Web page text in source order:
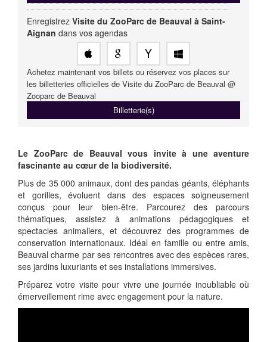
Enregistrez Visite du ZooParc de Beauval à Saint-
Aignan dans vos agendas
Achetez maintenant vos billets ou réservez vos places sur
les billetteries officielles de Visite du ZooParc de Beauval @
Zooparc de Beauval
Billetterie(s)
Le ZooParc de Beauval vous invite à une aventure
fascinante au cœur de la biodiversité.
Plus de 35 000 animaux, dont des pandas géants, éléphants
et gorilles, évoluent dans des espaces soigneusement
conçus pour leur bien-être. Parcourez des parcours
thématiques, assistez à animations pédagogiques et
spectacles animaliers, et découvrez des programmes de
conservation internationaux. Idéal en famille ou entre amis,
Beauval charme par ses rencontres avec des espèces rares,
ses jardins luxuriants et ses installations immersives.
Préparez votre visite pour vivre une journée inoubliable où
émerveillement rime avec engagement pour la nature.